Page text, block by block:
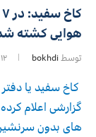
هوایی کشته
توسط bokhdi ۱۲ سرطان ۱۳۹۵
کاخ سفید یا
های بدون سرنشین